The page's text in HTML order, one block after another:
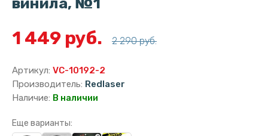
1 449 руб. 2 290 руб.
Артикул: VC-10192-2
Производитель: Redlaser
Наличие: В наличии
Еще варианты: